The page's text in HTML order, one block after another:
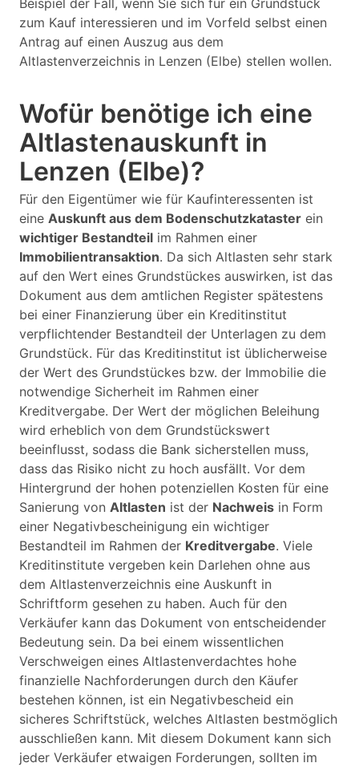
zum Kauf interessieren und im Vorfeld selbst einen
Antrag auf einen Auszug aus dem
Altlastenverzeichnis in Lenzen (Elbe) stellen wollen.
Wofür benötige ich eine
Altlastenauskunft in
Lenzen (Elbe)?
Für den Eigentümer wie für Kaufinteressenten ist
eine Auskunft aus dem Bodenschutzkataster ein
wichtiger Bestandteil im Rahmen einer
Immobilientransaktion. Da sich Altlasten sehr stark
auf den Wert eines Grundstückes auswirken, ist das
Dokument aus dem amtlichen Register spätestens
bei einer Finanzierung über ein Kreditinstitut
verpflichtender Bestandteil der Unterlagen zu dem
Grundstück. Für das Kreditinstitut ist üblicherweise
der Wert des Grundstückes bzw. der Immobilie die
notwendige Sicherheit im Rahmen einer
Kreditvergabe. Der Wert der möglichen Beleihung
wird erheblich von dem Grundstückswert
beeinflusst, sodass die Bank sicherstellen muss,
dass das Risiko nicht zu hoch ausfällt. Vor dem
Hintergrund der hohen potenziellen Kosten für eine
Sanierung von Altlasten ist der Nachweis in Form
einer Negativbescheinigung ein wichtiger
Bestandteil im Rahmen der Kreditvergabe. Viele
Kreditinstitute vergeben kein Darlehen ohne aus
dem Altlastenverzeichnis eine Auskunft in
Schriftform gesehen zu haben. Auch für den
Verkäufer kann das Dokument von entscheidender
Bedeutung sein. Da bei einem wissentlichen
Verschweigen eines Altlastenverdachtes hohe
finanzielle Nachforderungen durch den Käufer
bestehen können, ist ein Negativbescheid ein
sicheres Schriftstück, welches Altlasten bestmöglich
ausschließen kann. Mit diesem Dokument kann sich
jeder Verkäufer etwaigen Forderungen, sollten im